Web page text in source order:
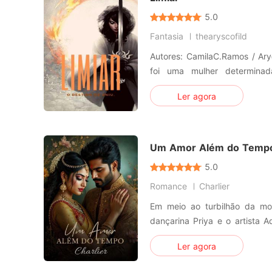
5.0
Fantasia
thearyscofild
Autores: CamilaC.Ramos / Aryel Rocha Sara
foi uma mulher
grandiosamente enaltecida
desnorteantes em sua vida,
Ler agora
Um Amor Além do
5.0
Romance
Charlier
Em meio ao turbilhão da
dançarina Priya e o artista
estão ligadas por um fio
violento ameaça o legado de
Ler agora